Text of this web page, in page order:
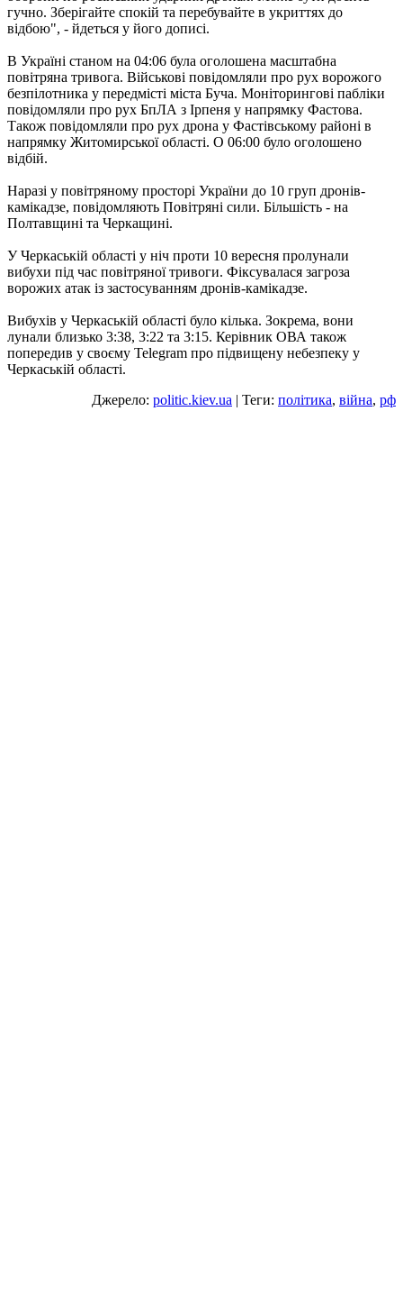
гучно. Зберігайте спокій та перебувайте в укриттях до
відбою", - йдеться у його дописі.
В Україні станом на 04:06 була оголошена масштабна
повітряна тривога. Військові повідомляли про рух ворожого
безпілотника у передмісті міста Буча. Моніторингові пабліки
повідомляли про рух БпЛА з Ірпеня у напрямку Фастова.
Також повідомляли про рух дрона у Фастівському районі в
напрямку Житомирської області. О 06:00 було оголошено
відбій.
Наразі у повітряному просторі України до 10 груп дронів-
камікадзе, повідомляють Повітряні сили. Більшість - на
Полтавщині та Черкащині.
У Черкаській області у ніч проти 10 вересня пролунали
вибухи під час повітряної тривоги. Фіксувалася загроза
ворожих атак із застосуванням дронів-камікадзе.
Вибухів у Черкаській області було кілька. Зокрема, вони
лунали близько 3:38, 3:22 та 3:15. Керівник ОВА також
попередив у своєму Telegram про підвищену небезпеку у
Черкаській області.
Джерело: politic.kiev.ua | Теги: політика, війна, рф